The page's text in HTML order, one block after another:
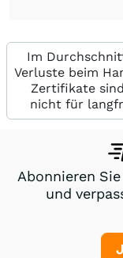
Im
Verluste beim
Zertifikate
nicht für
Abonnieren
und